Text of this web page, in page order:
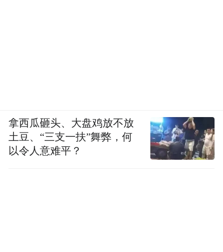
拿西瓜砸头、大盘鸡放不放
土豆、“三支一扶”舞弊，何
以令人意难平？